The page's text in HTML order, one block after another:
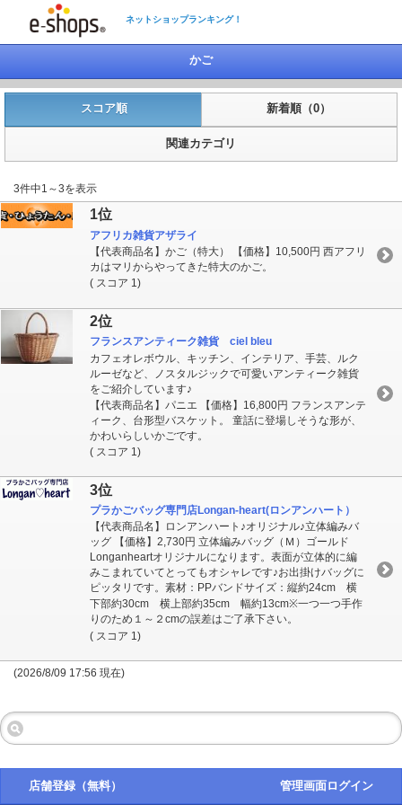
ネットショップランキング！
かご
スコア順 新着順（0）
関連カテゴリ
3件中1～3を表示
1位
アフリカ雑貨アザライ
【代表商品名】かご（特大） 【価格】10,500円 西アフリ
カはマリからやってきた特大のかご。
( スコア 1)
2位
フランスアンティーク雑貨 ciel bleu
カフェオレボウル、キッチン、インテリア、手芸、ルク
ルーゼなど、ノスタルジックで可愛いアンティーク雑貨
をご紹介しています♪
【代表商品名】パニエ 【価格】16,800円 フランスアンテ
ィーク、台形型バスケット。 童話に登場しそうな形が、
かわいらしいかごです。
( スコア 1)
3位
プラかごバッグ専門店Longan-heart(ロンアンハート）
【代表商品名】ロンアンハート♪オリジナル♪立体編みバ
ッグ 【価格】2,730円 立体編みバッグ（Ｍ）ゴールド
Longanheartオリジナルになります。表面が立体的に編
みこまれていてとってもオシャレです♪お出掛けバッグに
ピッタリです。素材：PPバンドサイズ：縦約24cm 横
下部約30cm 横上部約35cm 幅約13cm※一つ一つ手作
りのため１～２cmの誤差はご了承下さい。
( スコア 1)
(2026/8/09 17:56 現在)
店舗登録（無料） 管理画面ログイン